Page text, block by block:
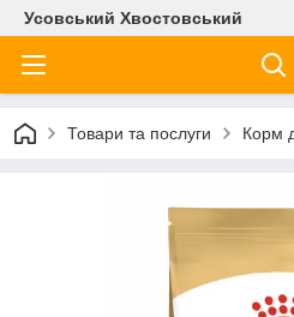
Усовський Хвостовський
Товари та послуги Корм